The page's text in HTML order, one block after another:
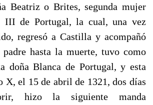
Beatriz o Brites, segunda mujer
III de Portugal, la cual, una vez
regresó a Castilla y acompañó
hasta la muerte, tuvo como
doña Blanca de Portugal, y esta
X, el 15 de abril de 1321, dos días
hizo la siguiente manda